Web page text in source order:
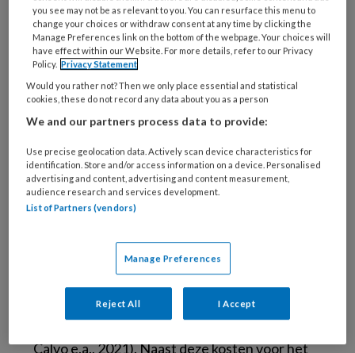
van de kinderen met ADHD veel last van
stress, die de vorm vanmeltdownskan hebben.
Dit kan zich uiten in zowel internaliserende
(angst, depressie, terugtrekking, suïcidaliteit,
slaapproblemen) als externaliserende
(agressie, gedragsproblemen,
2004).
De aanwezigheid van één of meer kinderen
gezinsfunctioneren: er zijn vaker problemen in
de ouder-kindrelatie, de co-ouder- of
partnerrelatie, er is meer overbelasting van
broers en zussen en een lagere kwaliteit van
Calvo e.a., 2021). Naast deze kosten voor het
you see may not be as relevant to you. You can resurface this menu to
change your choices or withdraw consent at any time by clicking the
Manage Preferences link on the bottom of the webpage. Your choices will
have effect within our Website. For more details, refer to our Privacy
Policy. Privacy Statement
Would you rather not? Then we only place essential and statistical
cookies, these do not record any data about you as a person
We and our partners process data to provide:
Use precise geolocation data. Actively scan device characteristics for
identification. Store and/or access information on a device. Personalised
advertising and content, advertising and content measurement,
audience research and services development.
List of Partners (vendors)
Manage Preferences
Reject All I Accept